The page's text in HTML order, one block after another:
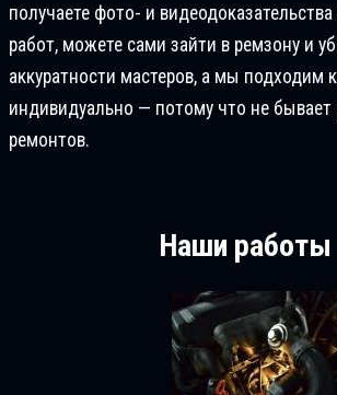
получаете фото- и
работ, можете сами зайти в ремзону и
аккуратности мастеров, а мы
индивидуально — потому что не бывает
ремонтов.
Наши работы